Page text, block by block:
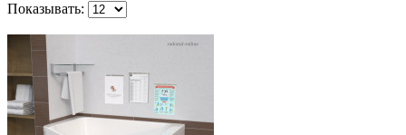
Показывать: